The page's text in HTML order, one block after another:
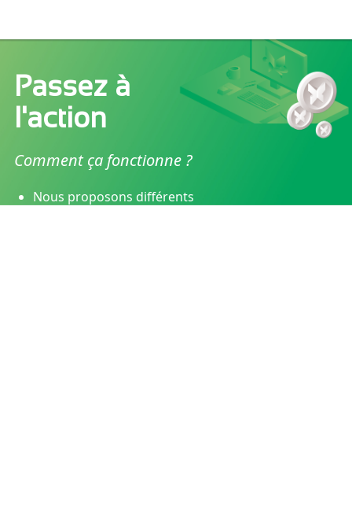
Passez à
l'action
Comment ça fonctionne ?
Nous proposons différents